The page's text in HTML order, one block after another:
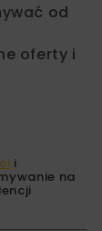
od
oferty i
i
na